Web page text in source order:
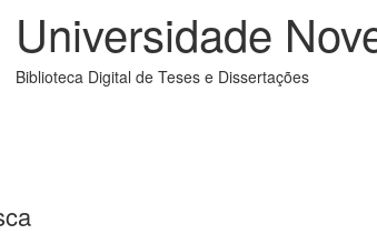
Universidade
Biblioteca Digital de Teses e Dissertações